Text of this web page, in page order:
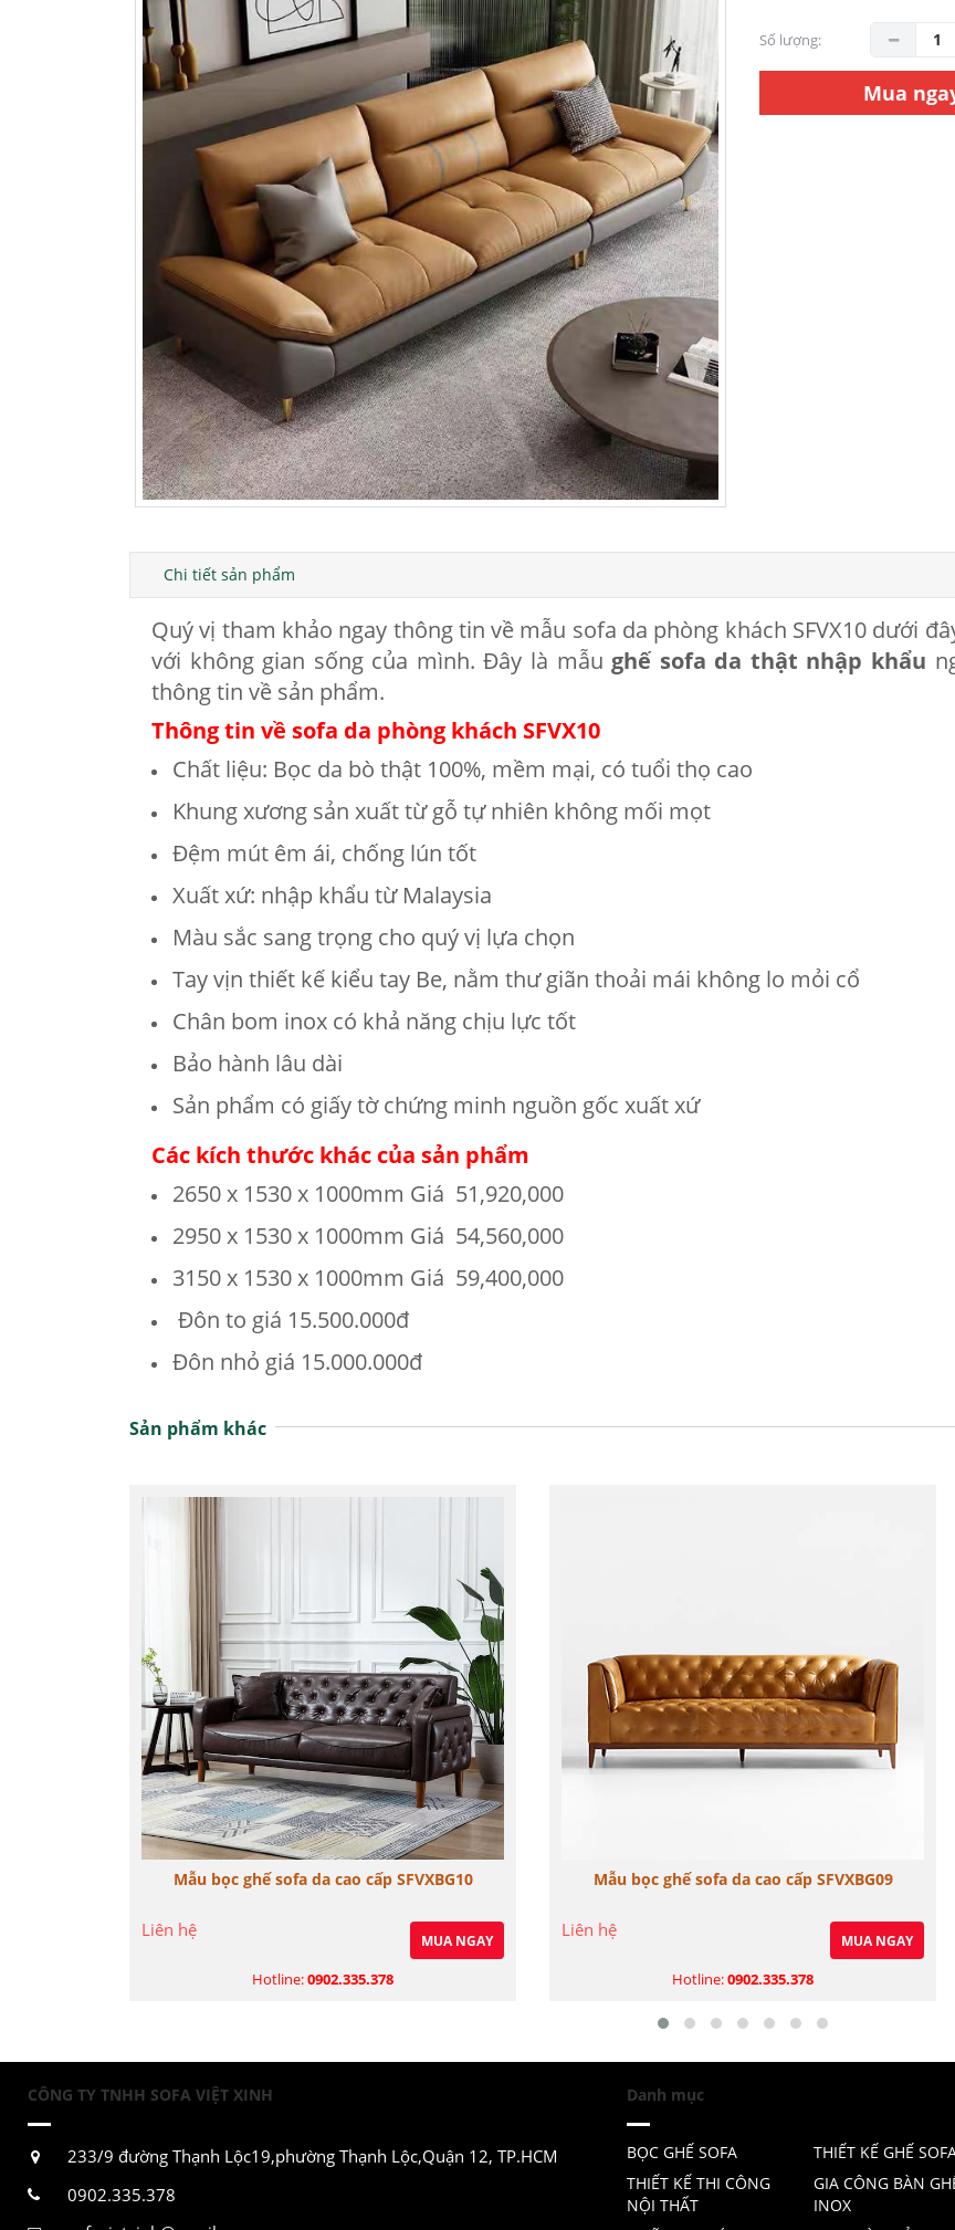
Số lượng:
Mua
Chi tiết sản phẩm
Quý vị tham khảo ngay thông tin về mẫu sofa da phòng khách SFVX10 dưới
với không gian sống của mình. Đây là mẫu ghế sofa da thật nhập khẩu
thông tin về sản phẩm.
Thông tin về sofa da phòng khách SFVX10
Chất liệu: Bọc da bò thật 100%, mềm mại, có tuổi thọ cao
Khung xương sản xuất từ gỗ tự nhiên không mối mọt
Đệm mút êm ái, chống lún tốt
Xuất xứ: nhập khẩu từ Malaysia
Màu sắc sang trọng cho quý vị lựa chọn
Tay vịn thiết kế kiểu tay Be, nằm thư giãn thoải mái không lo mỏi cổ
Chân bom inox có khả năng chịu lực tốt
Bảo hành lâu dài
Sản phẩm có giấy tờ chứng minh nguồn gốc xuất xứ
Các kích thước khác của sản phẩm
2650 x 1530 x 1000mm Giá 51,920,000
2950 x 1530 x 1000mm Giá 54,560,000
3150 x 1530 x 1000mm Giá 59,400,000
Đôn to giá 15.500.000đ
Đôn nhỏ giá 15.000.000đ
Sản phẩm khác
Mẫu bọc ghế sofa da cao cấp SFVXBG10
Liên hệ
MUA NGAY
Hotline:0902.335.378
Mẫu bọc ghế sofa da cao cấp SFVXBG09
Liên hệ
MUA NGAY
Hotline:0902.335.378
CÔNG TY TNHH SOFA VIỆT XINH
233/9 đường Thạnh Lộc19,phường Thạnh Lộc,Quận 12, TP.HCM
0902.335.378
Danh mục
BỌC GHẾ SOFA
THIẾT KẾ GHẾ
THIẾT KẾ THI CÔNG
NỘI THẤT
GIA CÔNG BÀN
INOX